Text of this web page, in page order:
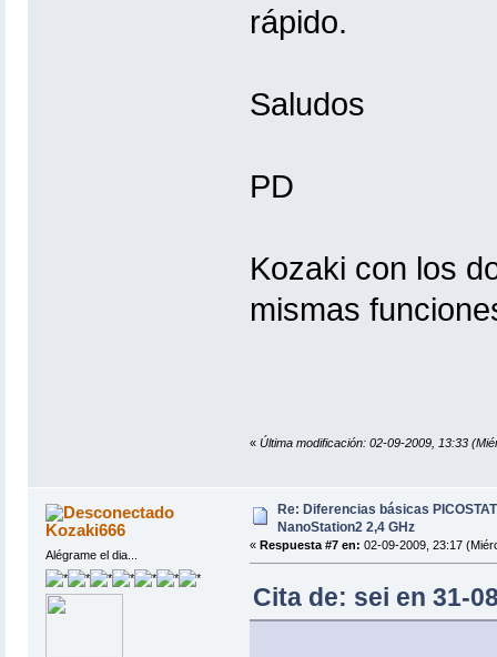
rápido.
Saludos
PD
Kozaki con los
mismas
« Última modificación: 02-09-2009, 13:33
Kozaki666
Alégrame el dia...
Re: Diferencias básicas
NanoStation2 2,4 GHz
« Respuesta #7 en: 02-09-2009, 23:17
Cita de: sei en 31-